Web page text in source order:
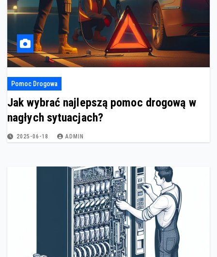
Pomoc Drogowa
Jak wybrać najlepszą pomoc drogową w
nagłych sytuacjach?
2025-06-18 ADMIN